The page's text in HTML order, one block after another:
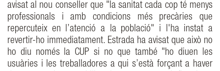
avisat al nou conseller que "la sanitat cada cop té menys
professionals i amb condicions més precàries que
repercuteix en l’atenció a la població" i l'ha instat a
revertir-ho immediatament. Estrada ha avisat que això no
ho diu només la CUP si no que també "ho diuen les
usuàries i les treballadores a qui s’està forçant a haver